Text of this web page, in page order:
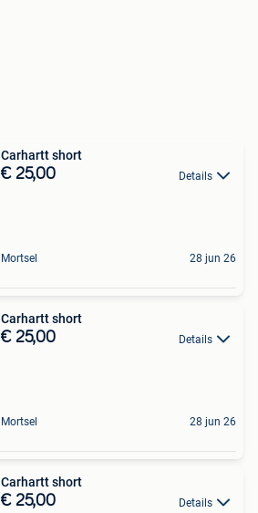
Carhartt short
€ 25,00 Details
Mortsel 28 jun 26
Carhartt short
€ 25,00 Details
Mortsel 28 jun 26
Carhartt short
€ 25,00 Details